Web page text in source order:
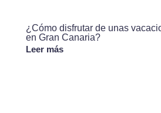
¿Cómo disfrutar de unas
en Gran Canaria?
Leer más